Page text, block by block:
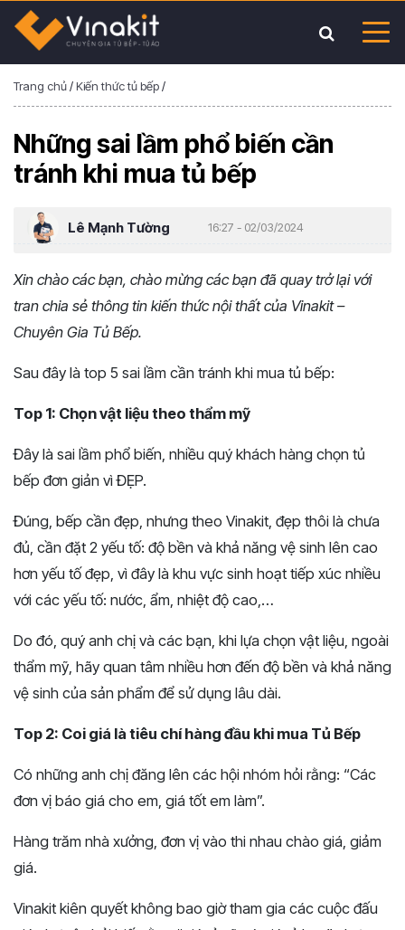
Trang chủ/Kiến thức tủ bếp/
Những sai lầm phổ biến cần
tránh khi mua tủ bếp
Lê Mạnh Tường 16:27 - 02/03/2024
Xin chào các bạn, chào mừng các bạn đã quay trở lại với
tran chia sẻ thông tin kiến thức nội thất của Vinakit –
Chuyên Gia Tủ Bếp.
Sau đây là top 5 sai lầm cần tránh khi mua tủ bếp:
Top 1: Chọn vật liệu theo thẩm mỹ
Đây là sai lầm phổ biến, nhiều quý khách hàng chọn tủ
bếp đơn giản vì ĐẸP.
Đúng, bếp cần đẹp, nhưng theo Vinakit, đẹp thôi là chưa
đủ, cần đặt 2 yếu tố: độ bền và khả năng vệ sinh lên cao
hơn yếu tố đẹp, vì đây là khu vực sinh hoạt tiếp xúc nhiều
với các yếu tố: nước, ẩm, nhiệt độ cao,…
Do đó, quý anh chị và các bạn, khi lựa chọn vật liệu, ngoài
thẩm mỹ, hãy quan tâm nhiều hơn đến độ bền và khả năng
vệ sinh của sản phẩm để sử dụng lâu dài.
Top 2: Coi giá là tiêu chí hàng đầu khi mua Tủ Bếp
Có những anh chị đăng lên các hội nhóm hỏi rằng: “Các
đơn vị báo giá cho em, giá tốt em làm”.
Hàng trăm nhà xưởng, đơn vị vào thi nhau chào giá, giảm
giá.
Vinakit kiên quyết không bao giờ tham gia các cuộc đấu